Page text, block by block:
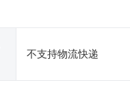
不支持物流快递